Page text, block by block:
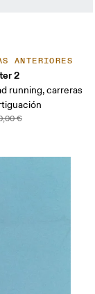
ANTERIORES
2
running, carreras
€